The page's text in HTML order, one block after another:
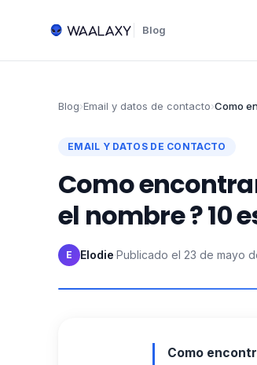
Blog
Blog›Email y datos de contacto›Como
EMAIL Y DATOS DE CONTACTO
Como
el nombre ? 10
E Elodie·Publicado el 23 de mayo
Como